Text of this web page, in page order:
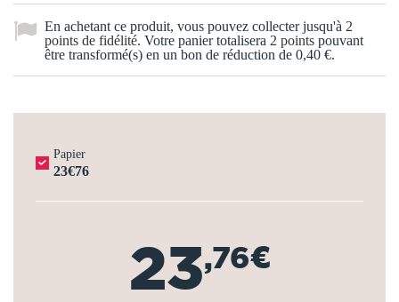
En achetant ce produit, vous pouvez collecter jusqu'à 2
points de fidélité. Votre panier totalisera 2 points pouvant
être transformé(s) en un bon de réduction de 0,40 €.
Papier
23€76
23,76€